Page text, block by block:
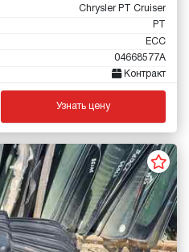
Chrysler PT Cruiser
PT
ECC
04668577A
Контракт
Узнать цену